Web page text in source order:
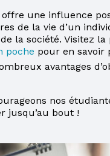
une influence
de la vie d’un
la société. Visitez la
poche pour en savoir
avantages
nos
jusqu’au bout !